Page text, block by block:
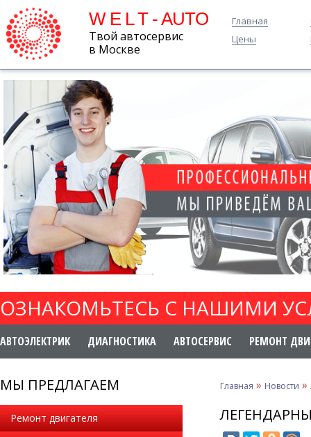
W E L T - AUTO
Твой автосервис
в Москве
Главная
Цены
ОЗНАКОМЬТЕСЬ С НАШИМИ
АВТОЭЛЕКТРИК ДИАГНОСТИКА АВТОСЕРВИС РЕМОНТ
МЫ ПРЕДЛАГАЕМ
Ремонт двигателя
Главная » Новости »